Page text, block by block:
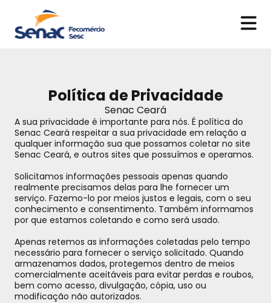
Senac Ceará- Política de Privacidade
Política de Privacidade
Senac Ceará
A sua privacidade é importante para nós. É política do
Senac Ceará respeitar a sua privacidade em relação a
qualquer informação sua que possamos coletar no site
Senac Ceará, e outros sites que possuímos e operamos.
Solicitamos informações pessoais apenas quando
realmente precisamos delas para lhe fornecer um
serviço. Fazemo-lo por meios justos e legais, com o seu
conhecimento e consentimento. Também informamos
por que estamos coletando e como será usado.
Apenas retemos as informações coletadas pelo tempo
necessário para fornecer o serviço solicitado. Quando
armazenamos dados, protegemos dentro de meios
comercialmente aceitáveis para evitar perdas e roubos,
bem como acesso, divulgação, cópia, uso ou
modificação não autorizados.